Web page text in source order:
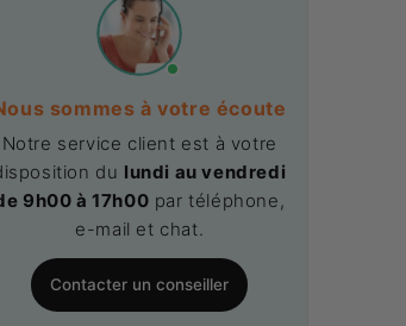
sommes à votre écoute
Notre service client est à votre
du lundi au vendredi
9h00 à 17h00 par téléphone,
e-mail et chat.
Contacter un conseiller